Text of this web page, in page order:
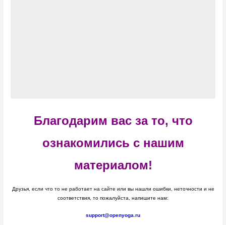
Благодарим вас за то, что
ознакомились с нашим
материалом!
Друзья, если что то не работает на сайте или вы нашли ошибки, неточности и не
соответствия, то пожалуйста, напишите нам:
support@openyoga.ru